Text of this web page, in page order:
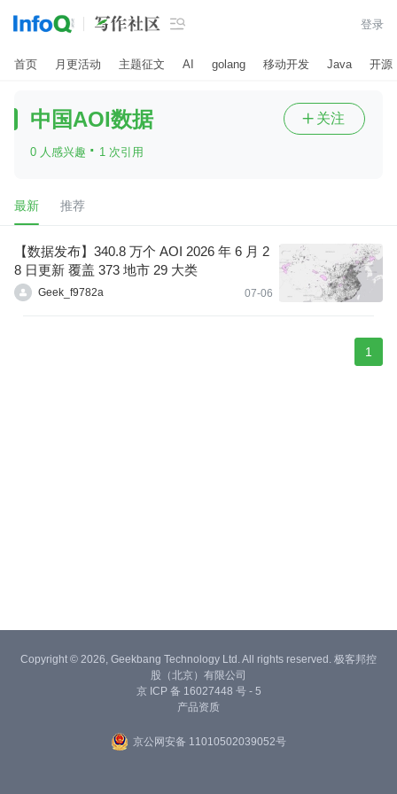
 登录
首页 月更活动 主题征文 AI golang 移动开发 Java 开源
中国AOI数据
0 人感兴趣 · 1 次引用
 关注
最新 推荐
【数据发布】340.8 万个 AOI 2026 年 6 月 2
8 日更新 覆盖 373 地市 29 大类
Geek_f9782a 07-06
1
Copyright © 2026, Geekbang Technology Ltd. All rights reserved. 极客邦控
股（北京）有限公司
京 ICP 备 16027448 号 - 5
产品资质
京公网安备 11010502039052号